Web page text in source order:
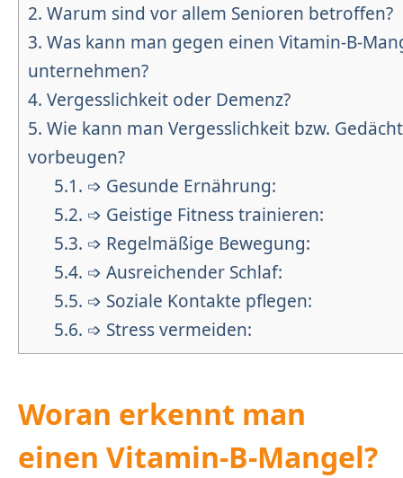
2. Warum sind vor allem Senioren betroffen?
3. Was kann man gegen einen Vitamin-B-
unternehmen?
4. Vergesslichkeit oder Demenz?
5. Wie kann man Vergesslichkeit bzw.
vorbeugen?
5.1. ➩ Gesunde Ernährung:
5.2. ➩ Geistige Fitness trainieren:
5.3. ➩ Regelmäßige Bewegung:
5.4. ➩ Ausreichender Schlaf:
5.5. ➩ Soziale Kontakte pflegen:
5.6. ➩ Stress vermeiden:
Woran erkennt man
einen Vitamin-B-Mangel?